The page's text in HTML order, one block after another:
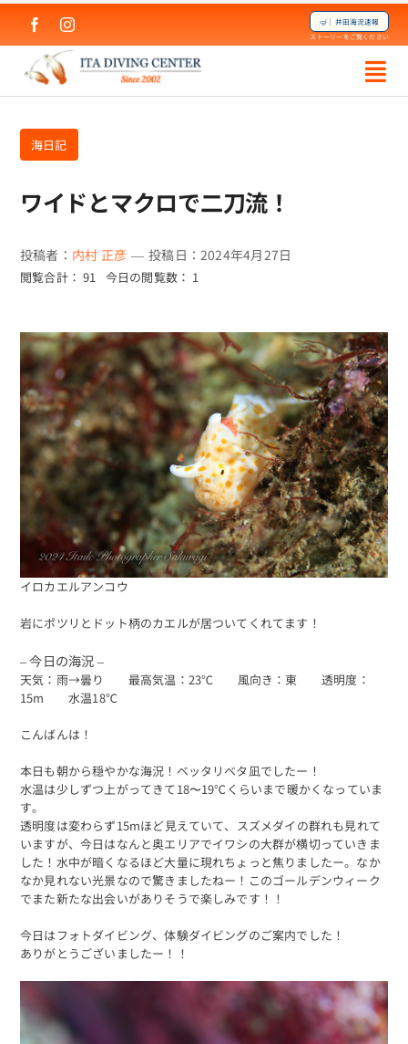
content
🤿｜井田海況速報
ストーリーをご覧ください
海日記
ワイドとマクロで二刀流！
投稿者： 内村 正彦 — 投稿日：2024年4月27日
閲覧合計： 91 今日の閲覧数： 1
イロカエルアンコウ
岩にポツリとドット柄のカエルが居ついてくれてます！
– 今日の海況 –
天気：雨→曇り 最高気温：23℃ 風向き：東 透明度：
15m 水温18℃
こんばんは！
本日も朝から穏やかな海況！ベッタリベタ凪でしたー！
水温は少しずつ上がってきて18〜19℃くらいまで暖かくなっていま
す。
透明度は変わらず15mほど見えていて、スズメダイの群れも見れて
いますが、今日はなんと奥エリアでイワシの大群が横切っていきま
した！水中が暗くなるほど大量に現れちょっと焦りましたー。なか
なか見れない光景なので驚きましたねー！このゴールデンウィーク
でまた新たな出会いがありそうで楽しみです！！
今日はフォトダイビング、体験ダイビングのご案内でした！
ありがとうございましたー！！